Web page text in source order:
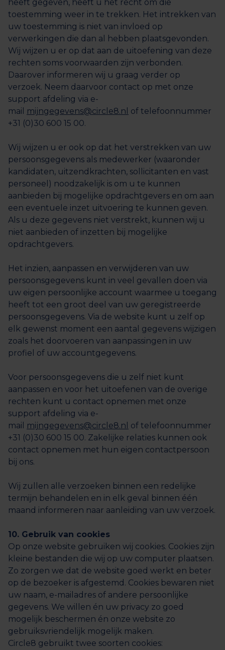
heeft gegeven, heeft u het recht om die
toestemming weer in te trekken. Het intrekken van
uw toestemming is niet van invloed op
verwerkingen die dan al hebben plaatsgevonden.
Wij wijzen u er op dat aan de uitoefening van deze
rechten soms voorwaarden zijn verbonden.
Daarover informeren wij u graag verder op
verzoek. Neem daarvoor contact op met onze
support afdeling via e-
mail
mijngegevens@circle8.nl of telefoonnummer
+31 (0)30 600 15 00.
Wij wijzen u er ook op dat het verstrekken van uw
persoonsgegevens als medewerker (waaronder
kandidaten, uitzendkrachten, sollicitanten en vast
personeel) noodzakelijk is om u te kunnen
aanbieden bij mogelijke opdrachtgevers en om aan
een eventuele inzet uitvoering te kunnen geven.
Als u deze gegevens niet verstrekt, kunnen wij u
niet aanbieden of inzetten bij mogelijke
opdrachtgevers.
Het inzien, aanpassen en verwijderen van uw
persoonsgegevens kunt in veel gevallen doen via
uw eigen persoonlijke account waarmee u toegang
heeft tot een groot deel van uw geregistreerde
persoonsgegevens. Via de website kunt u zelf op
elk gewenst moment een aantal gegevens wijzigen
zoals het doorvoeren van aanpassingen in uw
profiel of uw accountgegevens.
Voor persoonsgegevens die u zelf niet kunt
aanpassen en voor het uitoefenen van de overige
rechten kunt u contact opnemen met onze
support afdeling via e-
mail
mijngegevens@circle8.nl of telefoonnummer
+31 (0)30 600 15 00. Zakelijke relaties kunnen ook
contact opnemen met hun eigen contactpersoon
bij ons.
Wij zullen alle verzoeken binnen een redelijke
termijn behandelen en in elk geval binnen één
maand informeren naar aanleiding van uw verzoek.
10. Gebruik van cookies
Op onze website gebruiken wij cookies. Cookies zijn
kleine bestanden die wij op uw computer plaatsen.
Zo zorgen we dat de website goed werkt en beter
op de bezoeker is afgestemd. Cookies bewaren niet
uw naam, e-mailadres of andere persoonlijke
gegevens. We willen én uw privacy zo goed
mogelijk beschermen én onze website zo
gebruiksvriendelijk mogelijk maken.
Circle8 gebruikt twee soorten cookies: